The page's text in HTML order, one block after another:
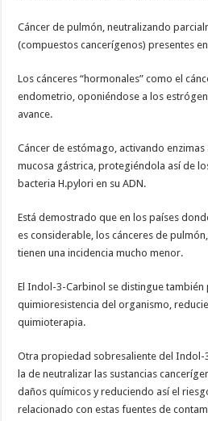
Cáncer de pulmón, neutralizando
(compuestos cancerígenos) presentes
Los cánceres “hormonales” como el
endometrio, oponiéndose a los
avance.
Cáncer de estómago, activando
mucosa gástrica, protegiéndola así de
bacteria H.pylori en su ADN.
Está demostrado que en los países
es considerable, los cánceres de
tienen una incidencia mucho menor.
El Indol-3-Carbinol se distingue también
quimioresistencia del organismo,
quimioterapia.
Otra propiedad sobresaliente del Indol-
la de neutralizar las sustancias
daños químicos y reduciendo así el
relacionado con estas fuentes de